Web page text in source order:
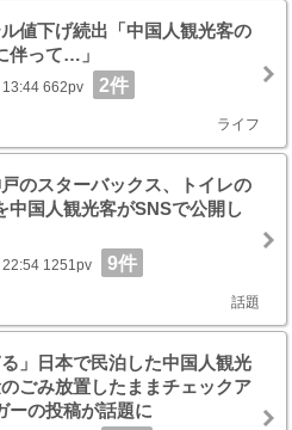
値下げ続出「中国人観光客の
伴って…」
662pv 2件
ライフ
のスターバックス、トイレの
中国人観光客がSNSで公開し
1251pv 9件
話題
」日本で民泊した中国人観光
ごみ放置したままチェックア
ーの投稿が話題に